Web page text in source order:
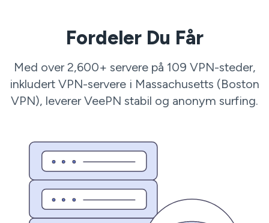
Fordeler Du Får
Med over 2,600+ servere på 109 VPN-steder,
inkludert VPN-servere i Massachusetts (Boston
VPN), leverer VeePN stabil og anonym surfing.